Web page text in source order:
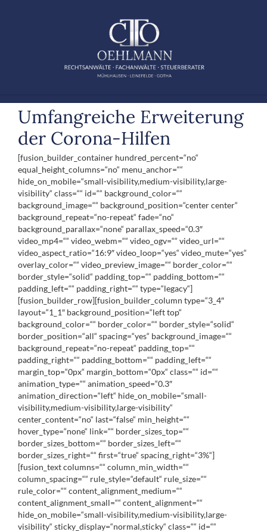
Um­fang­rei­che Er­wei­te­rung
der Co­ro­na-Hil­fen
[fusion_builder_container hundred_percent=“no“
equal_height_columns=“no“ menu_anchor=““
hide_on_mobile=“small-visibility,medium-visibility,large-
visibility“ class=““ id=““ background_color=““
background_image=““ background_position=“center center“
background_repeat=“no-repeat“ fade=“no“
background_parallax=“none“ parallax_speed=“0.3″
video_mp4=““ video_webm=““ video_ogv=““ video_url=““
video_aspect_ratio=“16:9″ video_loop=“yes“ video_mute=“yes“
overlay_color=““ video_preview_image=““ border_color=““
border_style=“solid“ padding_top=““ padding_bottom=““
padding_left=““ padding_right=““ type=“legacy“]
[fusion_builder_row][fusion_builder_column type=“3_4″
layout=“1_1″ background_position=“left top“
background_color=““ border_color=““ border_style=“solid“
border_position=“all“ spacing=“yes“ background_image=““
background_repeat=“no-repeat“ padding_top=““
padding_right=““ padding_bottom=““ padding_left=““
margin_top=“0px“ margin_bottom=“0px“ class=““ id=““
animation_type=““ animation_speed=“0.3″
animation_direction=“left“ hide_on_mobile=“small-
visibility,medium-visibility,large-visibility“
center_content=“no“ last=“false“ min_height=““
hover_type=“none“ link=““ border_sizes_top=““
border_sizes_bottom=““ border_sizes_left=““
border_sizes_right=““ first=“true“ spacing_right=“3%“]
[fusion_text columns=““ column_min_width=““
column_spacing=““ rule_style=“default“ rule_size=““
rule_color=““ content_alignment_medium=““
content_alignment_small=““ content_alignment=““
hide_on_mobile=“small-visibility,medium-visibility,large-
visibility“ sticky_display=“normal,sticky“ class=““ id=““